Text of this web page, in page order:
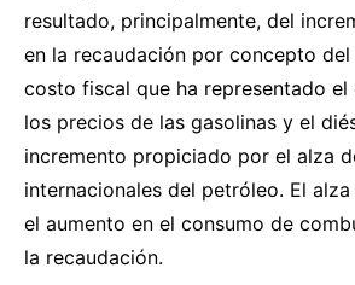
resultado, principalmente, del
en la recaudación por concepto del
costo fiscal que ha representado
los precios de las gasolinas y el
incremento propiciado por el alza
internacionales del petróleo. El
el aumento en el consumo de
la recaudación.